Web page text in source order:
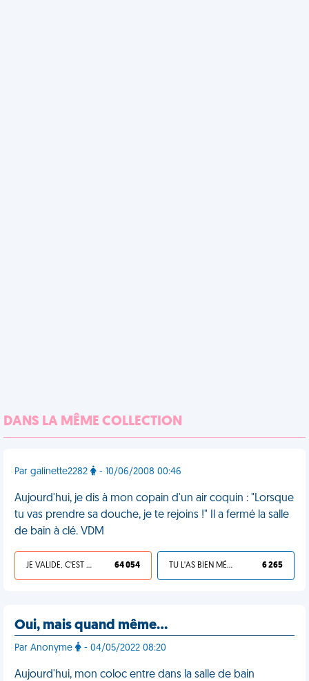
DANS LA MÊME COLLECTION
Par galinette2282 - 10/06/2008 00:46
Aujourd'hui, je dis à mon copain d'un air coquin : "Lorsque
tu vas prendre sa douche, je te rejoins !" Il a fermé la salle
de bain à clé. VDM
JE VALIDE, C'EST UNE VDM 64 054 TU L'AS BIEN MÉRITÉ 6 265
Oui, mais quand même…
Par Anonyme - 04/05/2022 08:20
Aujourd'hui, mon coloc entre dans la salle de bain